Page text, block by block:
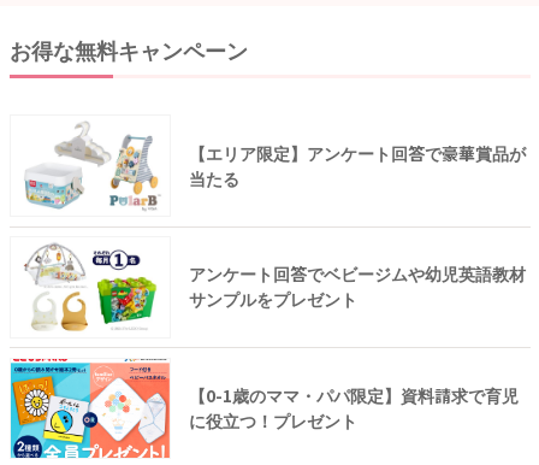
お得な無料キャンペーン
【エリア限定】アンケート回答で豪華賞品が
当たる
アンケート回答でベビージムや幼児英語教材
サンプルをプレゼント
【0-1歳のママ・パパ限定】資料請求で育児
に役立つ！プレゼント